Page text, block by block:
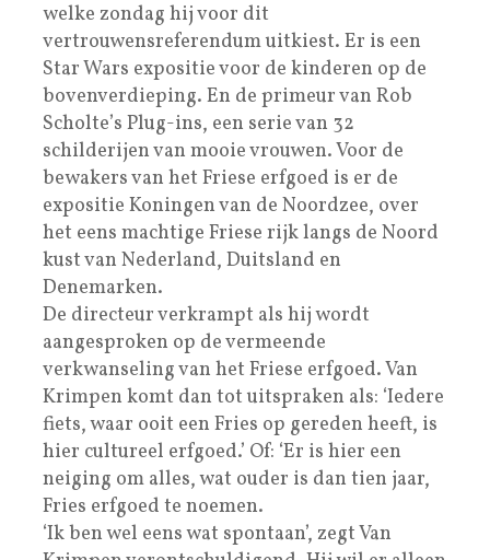
welke zondag hij voor dit
vertrouwensreferendum uitkiest. Er is een
Star Wars expositie voor de kinderen op de
bovenverdieping. En de primeur van Rob
Scholte’s Plug-ins, een serie van 32
schilderijen van mooie vrouwen. Voor de
bewakers van het Friese erfgoed is er de
expositie Koningen van de Noordzee, over
het eens machtige Friese rijk langs de Noord
kust van Nederland, Duitsland en
Denemarken.
De directeur verkrampt als hij wordt
aangesproken op de vermeende
verkwanseling van het Friese erfgoed. Van
Krimpen komt dan tot uitspraken als: ‘Iedere
fiets, waar ooit een Fries op gereden heeft, is
hier cultureel erfgoed.’ Of: ‘Er is hier een
neiging om alles, wat ouder is dan tien jaar,
Fries erfgoed te noemen.
‘Ik ben wel eens wat spontaan’, zegt Van